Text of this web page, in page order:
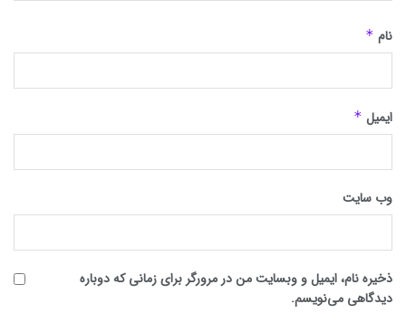
نام *
ایمیل *
وب‌ سایت
ذخیره نام، ایمیل و وبسایت من در مرورگر برای زمانی که دوباره
دیدگاهی می‌نویسم.